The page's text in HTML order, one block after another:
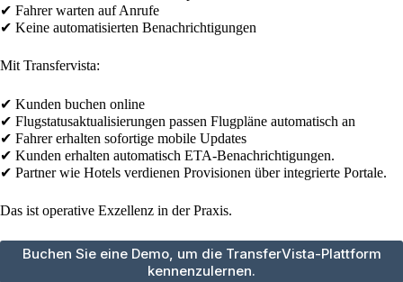
✔ Fahrer warten auf Anrufe
✔ Keine automatisierten Benachrichtigungen
Mit Transfervista:
✔ Kunden buchen online
✔ Flugstatusaktualisierungen passen Flugpläne automatisch an
✔ Fahrer erhalten sofortige mobile Updates
✔ Kunden erhalten automatisch ETA-Benachrichtigungen.
✔ Partner wie Hotels verdienen Provisionen über integrierte Portale.
Das ist operative Exzellenz in der Praxis.
Buchen Sie eine Demo, um die TransferVista-Plattform
kennenzulernen.